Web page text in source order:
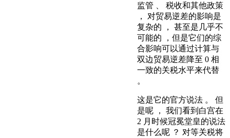
监管 、 税收和其他政策
， 对贸易逆差的影响是
复杂的 ， 甚至是几乎不
可能的 ，但是它们的综
合影响可以通过计算与
双边贸易逆差降至 0 相
一致的关税水平来代替
。
这是它的官方说法 。 但
是呢 ， 我们看到白宫在
2 月时候冠冕堂皇的说法
是什么呢 ？ 对等关税将